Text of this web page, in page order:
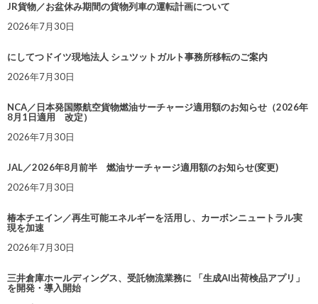
JR貨物／お盆休み期間の貨物列車の運転計画について
2026年7月30日
にしてつドイツ現地法人 シュツットガルト事務所移転のご案内
2026年7月30日
NCA／日本発国際航空貨物燃油サーチャージ適用額のお知らせ（2026年
8月1日適用 改定）
2026年7月30日
JAL／2026年8月前半 燃油サーチャージ適用額のお知らせ(変更)
2026年7月30日
椿本チエイン／再生可能エネルギーを活用し、カーボンニュートラル実
現を加速
2026年7月30日
三井倉庫ホールディングス、受託物流業務に 「生成AI出荷検品アプリ」
を開発・導入開始